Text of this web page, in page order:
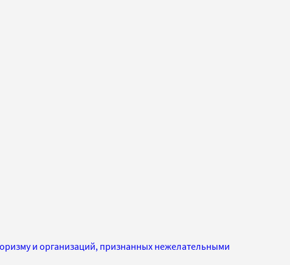
и организаций, признанных нежелательными